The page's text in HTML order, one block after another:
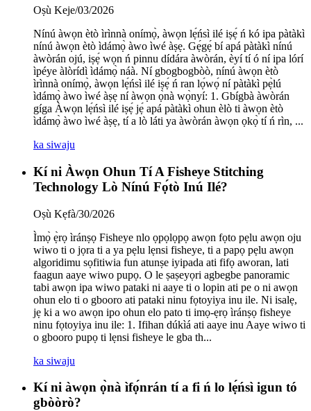
Oṣù Keje/03/2026
Nínú àwọn ètò ìrìnnà onímọ̀, àwọn lẹ́ńsì ilé iṣẹ́ ń kó ipa pàtàkì
nínú àwọn ètò ìdámọ̀ àwo ìwé àṣẹ. Gẹ́gẹ́ bí apá pàtàkì nínú
àwòrán ojú, iṣẹ́ wọn ń pinnu dídára àwòrán, èyí tí ó ní ipa lórí
ìpéye àlòrídì ìdámọ̀ náà. Ní gbogbogbòò, nínú àwọn ètò
ìrìnnà onímọ̀, àwọn lẹ́ńsì ilé iṣẹ́ ń ran lọ́wọ́ ní pàtàkì pẹ̀lú
ìdámọ̀ àwo ìwé àṣẹ ní àwọn ọ̀nà wọ̀nyí: 1. Gbígbà àwòrán
gíga Àwọn lẹ́ńsì ilé iṣẹ́ jẹ́ apá pàtàkì ohun èlò ti àwọn ètò
ìdámọ̀ àwo ìwé àṣẹ, tí a lò láti ya àwòrán àwọn ọkọ̀ tí ń rìn, ...
ka siwaju
Kí ni Àwọn Ohun Tí A Fisheye Stitching
Technology Lò Nínú Fọ́tò Inú Ilé?
Oṣù Kẹfà/30/2026
Ìmọ̀ ẹ̀rọ ìránṣọ Fisheye nlo ọpọlọpọ awọn fọto pẹlu awọn oju
wiwo ti o jọra ti a ya pẹlu lẹnsi fisheye, ti a papọ pẹlu awọn
algoridimu sọfitiwia fun atunṣe iyipada ati fifọ aworan, lati
faagun aaye wiwo pupọ. O le ṣaṣeyọri agbegbe panoramic
tabi awọn ipa wiwo pataki ni aaye ti o lopin ati pe o ni awọn
ohun elo ti o gbooro ati pataki ninu fọtoyiya inu ile. Ni isalẹ,
jẹ ki a wo awọn ipo ohun elo pato ti imọ-ẹrọ ìránṣọ fisheye
ninu fọtoyiya inu ile: 1. Ifihan dúkìá ati aaye inu Aaye wiwo ti
o gbooro pupọ ti lẹnsi fisheye le gba th...
ka siwaju
Kí ni àwọn ọ̀nà ìfọ́nrán tí a fi ń lo lẹ́ńsì igun tó
gbòòrò?